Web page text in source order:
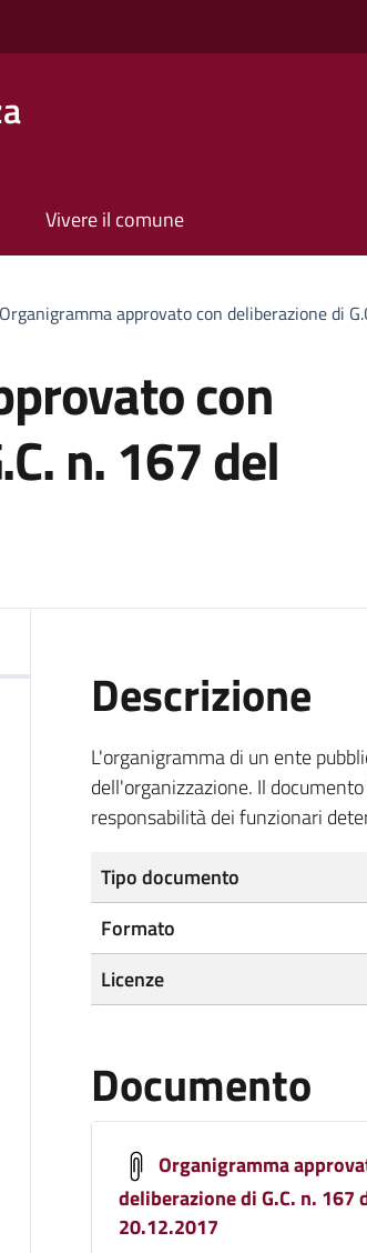
Vivere il comune
Organigramma approvato con deliberazione di
con
n. 167 del
Descrizione
L'organigramma di un ente
dell'organizzazione. Il
responsabilità dei funzionari
Tipo documento
Formato
Licenze
Documento
Organigramma
deliberazione di G.C. n. 167
20.12.2017